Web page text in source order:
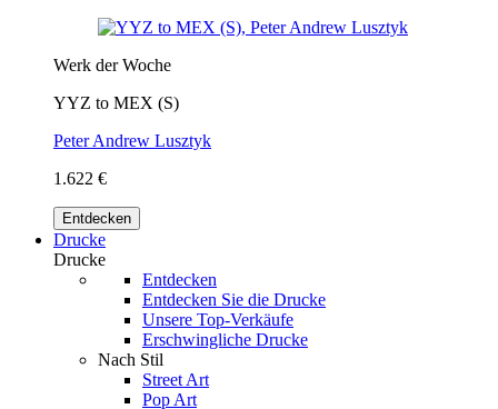
Werk der Woche
YYZ to MEX (S)
Peter Andrew Lusztyk
1.622 €
Entdecken
Drucke
Drucke
Entdecken
Entdecken Sie die Drucke
Unsere Top-Verkäufe
Erschwingliche Drucke
Nach Stil
Street Art
Pop Art